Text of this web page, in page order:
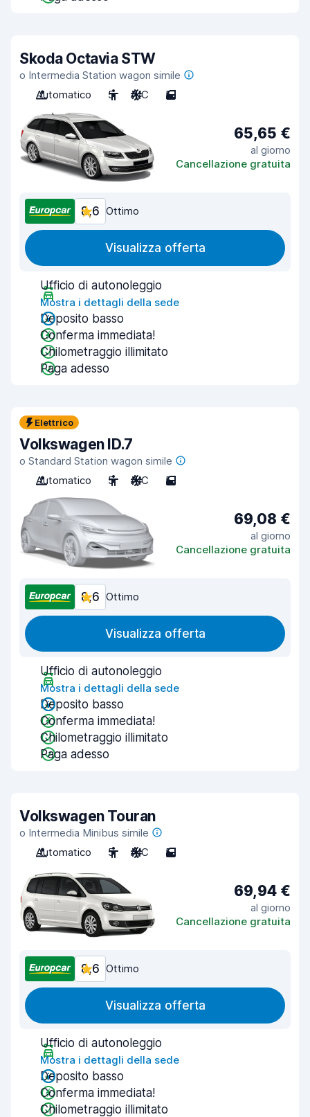
Skoda Octavia STW
o Intermedia Station wagon simile
Automatico
5 A/C 5
65,65 €
al giorno
Cancellazione gratuita
8,6 Ottimo
Visualizza offerta
Ufficio di autonoleggio
Mostra i dettagli della sede
Deposito basso
Conferma immediata!
Chilometraggio illimitato
Paga adesso
Elettrico
Volkswagen ID.7
o Standard Station wagon simile
Automatico
5 A/C 5
69,08 €
al giorno
Cancellazione gratuita
8,6 Ottimo
Visualizza offerta
Ufficio di autonoleggio
Mostra i dettagli della sede
Deposito basso
Conferma immediata!
Chilometraggio illimitato
Paga adesso
Volkswagen Touran
o Intermedia Minibus simile
Automatico
5 A/C 5
69,94 €
al giorno
Cancellazione gratuita
8,6 Ottimo
Visualizza offerta
Ufficio di autonoleggio
Mostra i dettagli della sede
Deposito basso
Conferma immediata!
Chilometraggio illimitato